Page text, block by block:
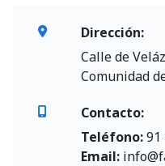
Dirección:
Calle de
Comunidad
Contacto:
Teléfono:91
Email: